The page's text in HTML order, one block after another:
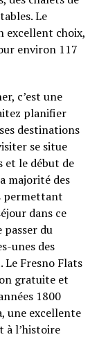
Le
excellent choix,
environ 117
c’est une
planifier
destinations
se situe
le début de
majorité des
permettant
dans ce
du
unes des
Le Fresno Flats
gratuite et
1800
une excellente
à l’histoire